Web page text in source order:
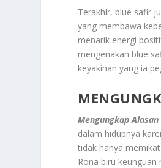
Terakhir, blue safir
yang membawa
menarik energi
mengenakan blue
keyakinan yang ia
Mengungkap
dalam hidupnya
tidak hanya
Rona biru